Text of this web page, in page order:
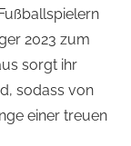
2023 zum
sorgt ihr
sodass von
einer treuen